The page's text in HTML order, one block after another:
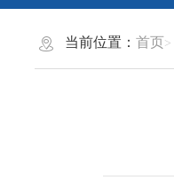
当前位置：首页